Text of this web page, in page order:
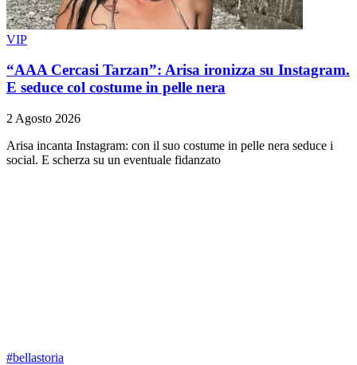
VIP
“AAA Cercasi Tarzan”: Arisa ironizza su Instagram.
E seduce col costume in pelle nera
2 Agosto 2026
Arisa incanta Instagram: con il suo costume in pelle nera seduce i
social. E scherza su un eventuale fidanzato
#bellastoria